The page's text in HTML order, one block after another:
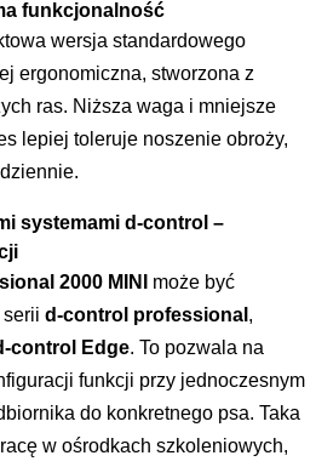
funkcjonalność
wersja standardowego
ergonomiczna, stworzona z
ras. Niższa waga i mniejsze
lepiej toleruje noszenie obroży,
systemami d-control –
2000 MINI
może być
d-control professional ,
control Edge. To pozwala na
funkcji przy jednoczesnym
do konkretnego psa. Taka
w ośrodkach szkoleniowych,